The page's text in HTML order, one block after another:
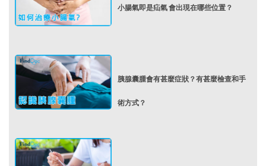
小腸氣即是疝氣 會出現在哪些位置？
胰腺囊腫會有甚麼症狀？有甚麼檢查和手
術方式？